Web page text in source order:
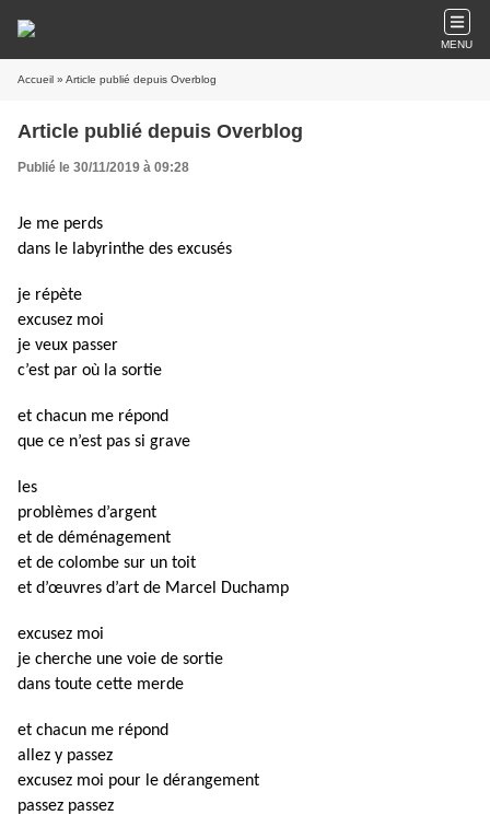
MENU
Accueil » Article publié depuis Overblog
Article publié depuis Overblog
Publié le 30/11/2019 à 09:28
Je me perds
dans le labyrinthe des excusés
je répète
excusez moi
je veux passer
c’est par où la sortie
et chacun me répond
que ce n’est pas si grave
les
problèmes d’argent
et de déménagement
et de colombe sur un toit
et d’œuvres d’art de Marcel Duchamp
excusez moi
je cherche une voie de sortie
dans toute cette merde
et chacun me répond
allez y passez
excusez moi pour le dérangement
passez passez